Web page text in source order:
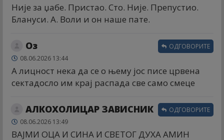
Није за џабе. Пристао. Сто. Није. Препустио.
Блануси. А. Воли и он наше пате.
Оз
08.06.2026 13:44
А лицност нека да се о њему јос писе црвена
сектадосло им крај распада све само смеце
ОДГОВОРИТЕ
АЛКОХОЛИЦАР ЗАВИСНИК
08.06.2026 13:49
ВАЈМИ ОЦА И СИНА И СВЕТОГ ДУХА АМИН
ОДГОВОРИТЕ